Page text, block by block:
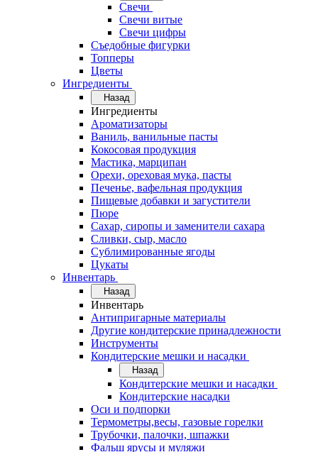
Свечи
Свечи витые
Свечи цифры
Съедобные фигурки
Топперы
Цветы
Ингредиенты
Назад
Ингредиенты
Ароматизаторы
Ваниль, ванильные пасты
Кокосовая продукция
Мастика, марципан
Орехи, ореховая мука, пасты
Печенье, вафельная продукция
Пищевые добавки и загустители
Пюре
Сахар, сиропы и заменители сахара
Сливки, сыр, масло
Сублимированные ягоды
Цукаты
Инвентарь
Назад
Инвентарь
Антипригарные материалы
Другие кондитерские принадлежности
Инструменты
Кондитерские мешки и насадки
Назад
Кондитерские мешки и насадки
Кондитерские насадки
Оси и подпорки
Термометры,весы, газовые горелки
Трубочки, палочки, шпажки
Фальш ярусы и муляжи